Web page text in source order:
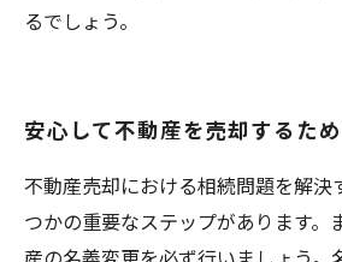
るでしょう。
安心して不動産を売却するた
不動産売却における相続問題を解決
つかの重要なステップがあります。